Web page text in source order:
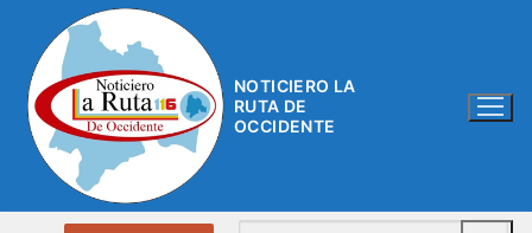
contenido
NOTICIERO LA
RUTA DE
OCCIDENTE